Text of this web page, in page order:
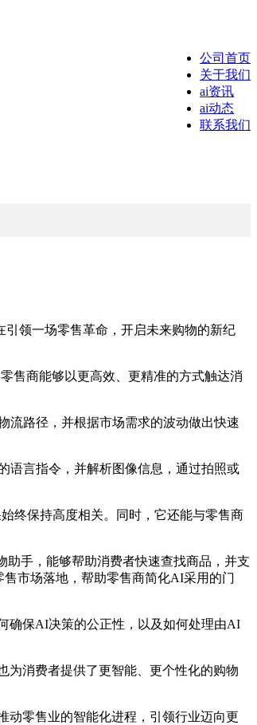
公司首页
关于我们
ai资讯
ai动态
联系我们
领一场零售革命，开启未来购物的新纪
售商能够以更高效、更精准的方式触达消
路径，并根据市场需求的波动做出快速
言指令，并解析图像信息，通过拍照或
终保持高度相关。同时，它还能与零售商
手，能够帮助消费者快速查找商品，并支
市场落地，帮助零售商简化AI采用的门
保AI决策的公正性，以及如何处理由AI
消费者提供了更智能、更个性化的购物
零售业的智能化进程，引领行业迈向更